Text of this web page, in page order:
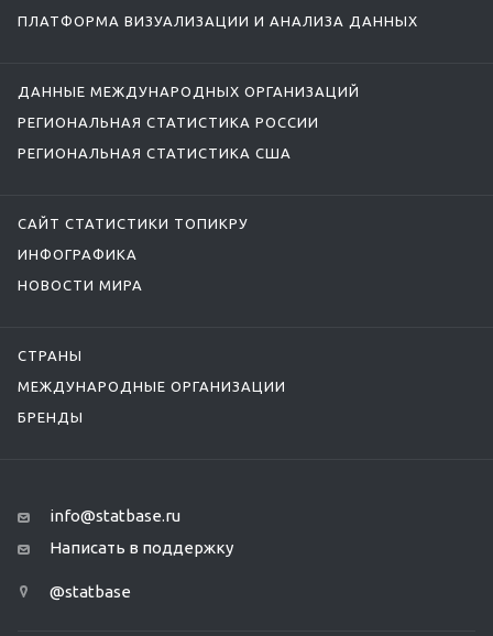
ПЛАТФОРМА ВИЗУАЛИЗАЦИИ И АНАЛИЗА ДАННЫХ
ДАННЫЕ МЕЖДУНАРОДНЫХ ОРГАНИЗАЦИЙ
РЕГИОНАЛЬНАЯ СТАТИСТИКА РОССИИ
РЕГИОНАЛЬНАЯ СТАТИСТИКА США
САЙТ СТАТИСТИКИ ТОПИКРУ
ИНФОГРАФИКА
НОВОСТИ МИРА
СТРАНЫ
МЕЖДУНАРОДНЫЕ ОРГАНИЗАЦИИ
БРЕНДЫ
info@statbase.ru
Написать в поддержку
@statbase